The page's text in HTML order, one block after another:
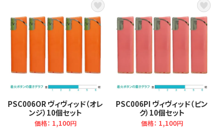
PSC006OR ヴィヴィッド（オレ
ンジ）10個セット
価格： 1,100円
PSC006PI ヴィヴィッド（ピン
ク）10個セット
価格： 1,100円